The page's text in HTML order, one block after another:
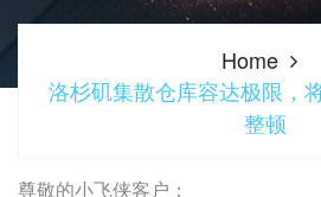
Home
洛杉矶集散仓库容达极限，
整顿